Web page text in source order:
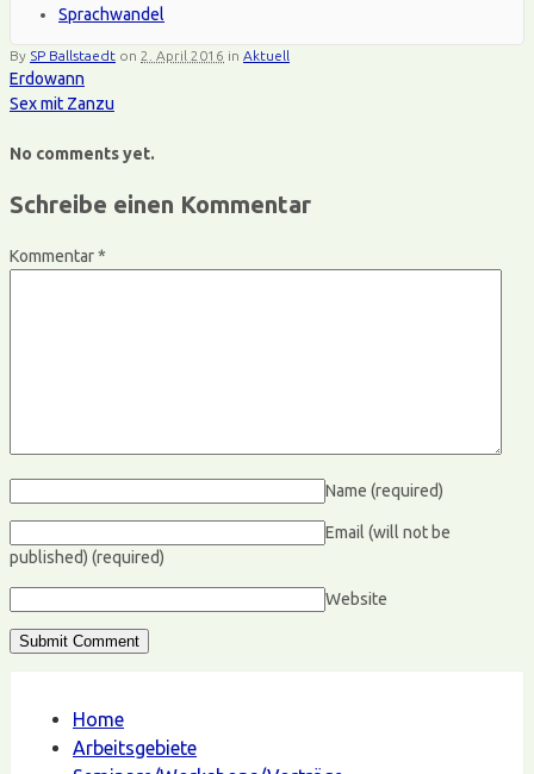
Sprachwandel
By SP Ballstaedt on 2. April 2016 in Aktuell
Erdowann
Sex mit Zanzu
No comments yet.
Schreibe einen Kommentar
Kommentar*
Name (required)
Email (will not be
published) (required)
Website
Home
Arbeitsgebiete